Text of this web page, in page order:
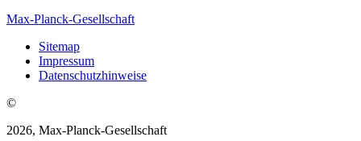
Max-Planck-Gesellschaft
Sitemap
Impressum
Datenschutzhinweise
©
2026, Max-Planck-Gesellschaft